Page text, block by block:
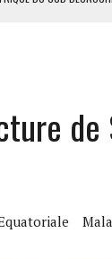
MASSIVE AU
EN 2025 de